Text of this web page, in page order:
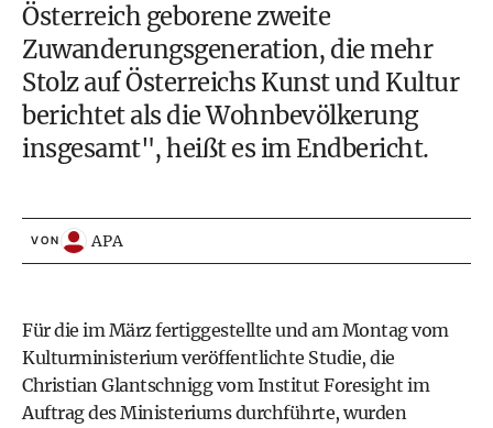
Österreich geborene zweite
Zuwanderungsgeneration, die mehr
Stolz auf Österreichs Kunst und Kultur
berichtet als die Wohnbevölkerung
insgesamt", heißt es im Endbericht.
VON APA
Für die im März fertiggestellte und am Montag vom
Kulturministerium veröffentlichte Studie, die
Christian Glantschnigg vom Institut Foresight im
Auftrag des Ministeriums durchführte, wurden